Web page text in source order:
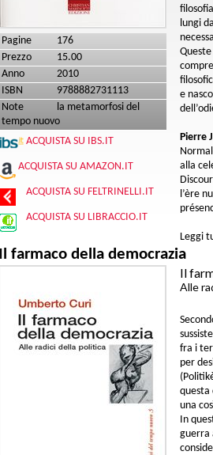
Pagine
176
Prezzo
15.00
Anno
2010
ISBN
9788882731113
Note
la metamorfosi del
tempo nuovo
ACQUISTA SU IBS.IT
ACQUISTA SU AMAZON.IT
ACQUISTA SU FELTRINELLI.IT
ACQUISTA SU LIBRACCIO.IT
lungi
e
Pierre
alla
l’ère
Leggi
Il farmaco della democrazia
Il
Alle
fra i
per
questa
una
In
guerra